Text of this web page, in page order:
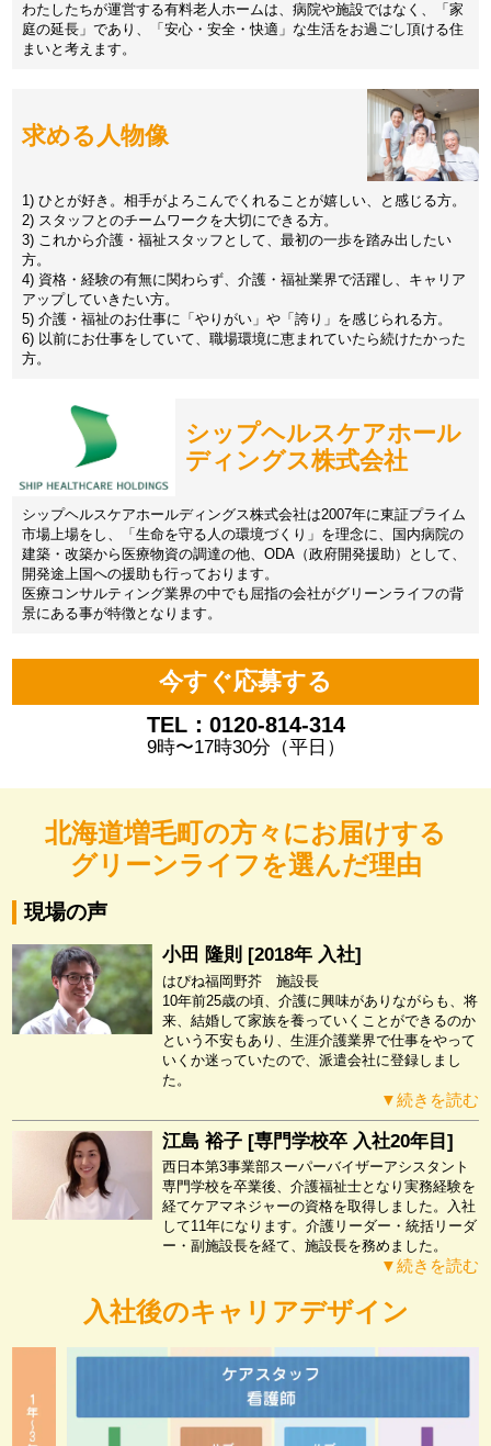
わたしたちが運営する有料老人ホームは、病院や施設ではなく、「家
庭の延長」であり、「安心・安全・快適」な生活をお過ごし頂ける住
まいと考えます。
求める人物像
1) ひとが好き。相手がよろこんでくれることが嬉しい、と感じる方。
2) スタッフとのチームワークを大切にできる方。
3) これから介護・福祉スタッフとして、最初の一歩を踏み出したい
方。
4) 資格・経験の有無に関わらず、介護・福祉業界で活躍し、キャリア
アップしていきたい方。
5) 介護・福祉のお仕事に「やりがい」や「誇り」を感じられる方。
6) 以前にお仕事をしていて、職場環境に恵まれていたら続けたかった
方。
シップヘルスケアホール
ディングス株式会社
シップヘルスケアホールディングス株式会社は2007年に東証プライム
市場上場をし、「生命を守る人の環境づくり」を理念に、国内病院の
建築・改築から医療物資の調達の他、ODA（政府開発援助）として、
開発途上国への援助も行っております。
医療コンサルティング業界の中でも屈指の会社がグリーンライフの背
景にある事が特徴となります。
今すぐ応募する
TEL：0120-814-314
9時〜17時30分（平日）
北海道増毛町の方々にお届けする
グリーンライフを選んだ理由
現場の声
小田 隆則 [2018年 入社]
はぴね福岡野芥 施設長
10年前25歳の頃、介護に興味がありながらも、将
来、結婚して家族を養っていくことができるのか
という不安もあり、生涯介護業界で仕事をやって
いくか迷っていたので、派遣会社に登録しまし
た。
▼続きを読む
江島 裕子 [専門学校卒 入社20年目]
西日本第3事業部スーパーバイザーアシスタント
専門学校を卒業後、介護福祉士となり実務経験を
経てケアマネジャーの資格を取得しました。入社
して11年になります。介護リーダー・統括リーダ
ー・副施設長を経て、施設長を務めました。
▼続きを読む
入社後のキャリアデザイン